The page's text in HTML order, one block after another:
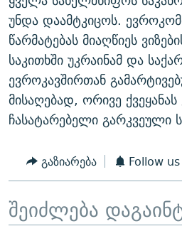
უნდა დაამტკიცოს.
წარმატებას მიაღწიეს
საკითხში უკრაინამ და
ევროკავშირთან
მისაღებად, ორივე
ჩასატარებელი გარკვეული
გაზიარება Follow us
შეიძლება